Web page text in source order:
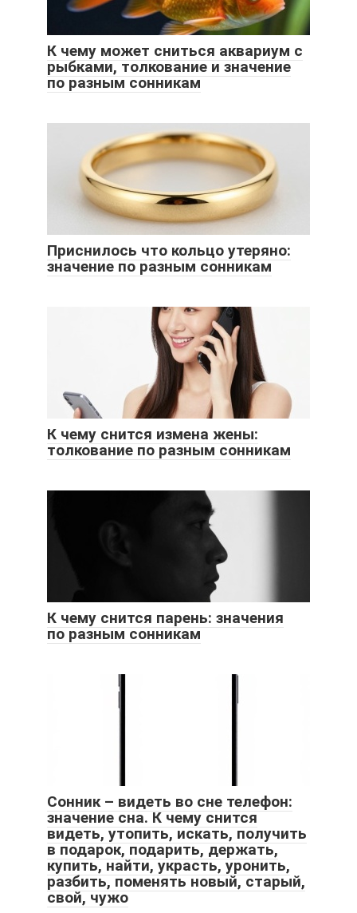
К чему может сниться аквариум с
рыбками, толкование и значение
по разным сонникам
Приснилось что кольцо утеряно:
значение по разным сонникам
К чему снится измена жены:
толкование по разным сонникам
К чему снится парень: значения
по разным сонникам
Сонник – видеть во сне телефон:
значение сна. К чему снится
видеть, утопить, искать, получить
в подарок, подарить, держать,
купить, найти, украсть, уронить,
разбить, поменять новый, старый,
свой, чужо